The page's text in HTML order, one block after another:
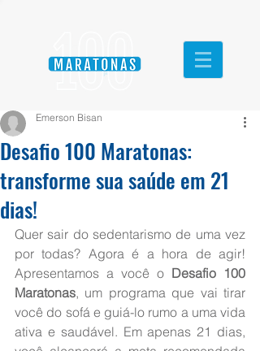
Desafio 100 Maratonas:
transforme sua saúde em 21
dias!
Emerson Bisan
Quer sair do sedentarismo de uma vez
por todas? Agora é a hora de agir!
Apresentamos a você o Desafio 100
Maratonas, um programa que vai tirar
você do sofá e guiá-lo rumo a uma vida
ativa e saudável. Em apenas 21 dias,